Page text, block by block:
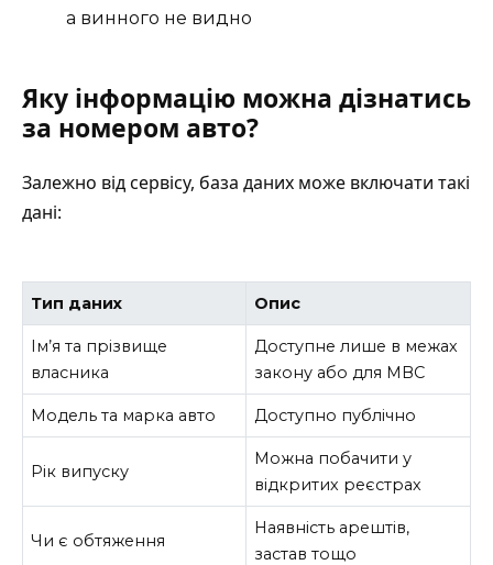
а винного не видно
Яку інформацію можна дізнатись
за номером авто?
Залежно від сервісу, база даних може включати такі
дані:
Тип даних Опис
Ім’я та прізвище
власника
Доступне лише в межах
закону або для МВС
Модель та марка авто Доступно публічно
Рік випуску
Можна побачити у
відкритих реєстрах
Чи є обтяження
Наявність арештів,
застав тощо